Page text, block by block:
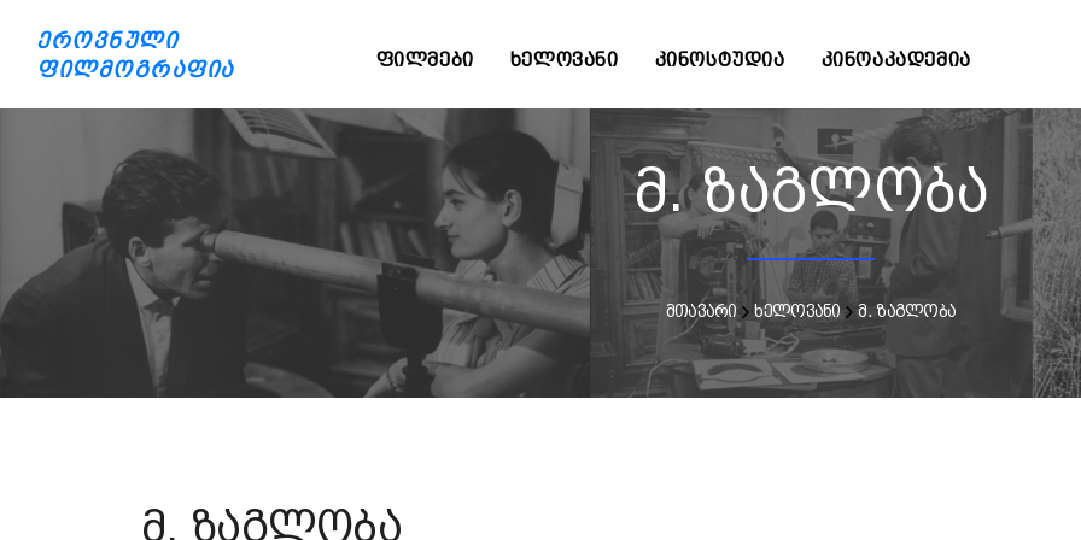
ეროვნული
ფილმოგრაფია
ᲤᲘᲚᲛᲔᲑᲘ ᲮᲔᲚᲝᲕᲐᲜᲘ ᲙᲘᲜᲝᲡᲢᲣᲓᲘᲐ ᲙᲘᲜᲝᲐᲙᲐᲓᲔᲛᲘᲐ
მ. ზაგლობა
მთავარი ხელოვანი მ. ზაგლობა
მ. ზაგლობა